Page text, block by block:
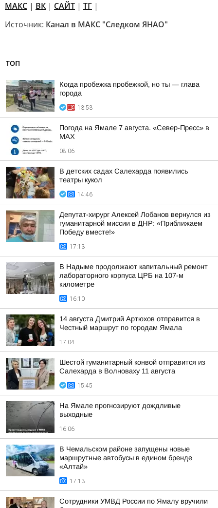
MAКС | ВК | САЙТ | ТГ |
Источник: Канал в МАКС "Следком ЯНАО"
ТОП
Когда пробежка пробежкой, но ты — глава
города
13:53
Погода на Ямале 7 августа. «Север-Пресс» в
MAX
08:06
В детских садах Салехарда появились
театры кукол
14:46
Депутат-хирург Алексей Лобанов вернулся из
гуманитарной миссии в ДНР: «Приближаем
Победу вместе!»
17:13
В Надыме продолжают капитальный ремонт
лабораторного корпуса ЦРБ на 107-м
километре
16:10
14 августа Дмитрий Артюхов отправится в
Честный маршрут по городам Ямала
17:04
Шестой гуманитарный конвой отправится из
Салехарда в Волноваху 11 августа
15:45
На Ямале прогнозируют дождливые
выходные
16:06
В Чемальском районе запущены новые
маршрутные автобусы в едином бренде
«Алтай»
17:13
Сотрудники УМВД России по Ямалу вручили